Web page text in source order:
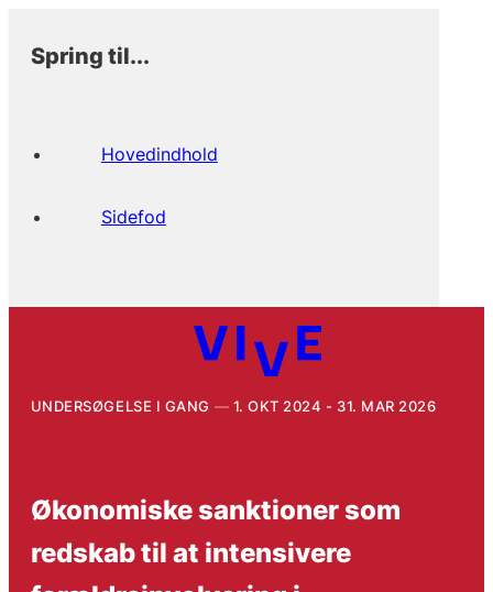
Spring til...
Hovedindhold
Sidefod
UNDERSØGELSE I GANG 1. OKT 2024 - 31. MAR 2026
Økonomiske sanktioner som
redskab til at intensivere